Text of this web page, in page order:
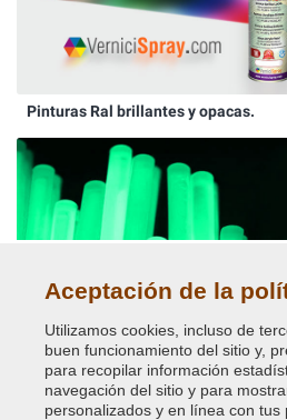
Pinturas Ral brillantes y opacas.
Pinturas y pigmentos fosforescentes
Aceptación de la
Utilizamos cookies, incluso de
buen funcionamiento del sitio y,
para recopilar información
navegación del sitio y para
personalizados y en línea con tus